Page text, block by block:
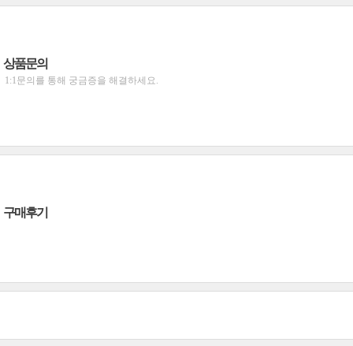
상품문의
1:1문의를 통해 궁금증을 해결하세요.
구매후기